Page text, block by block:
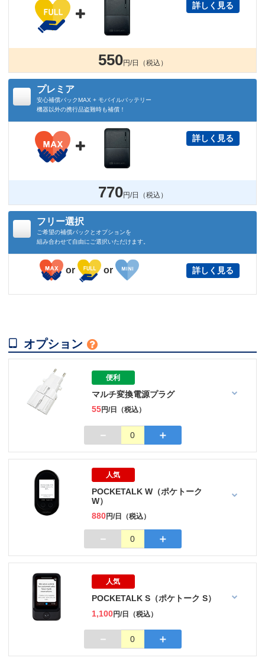

詳しく見る
550円/日（税込）
プレミア
安心補償パックMAX + モバイルバッテリー
機器以外の携行品盗難時も補償！

詳しく見る
770円/日（税込）
フリー選択
ご希望の補償パックとオプションを
組み合わせて自由にご選択いただけます。
or or 詳しく見る
 オプション 
便利
マルチ変換電源プラグ
55円/日（税込）
－ 0 ＋
人気
POCKETALK W（ポケトーク
W）
880円/日（税込）
－ 0 ＋
人気
POCKETALK S（ポケトーク S）
1,100円/日（税込）
－ 0 ＋